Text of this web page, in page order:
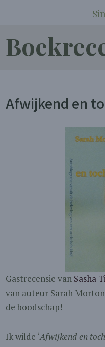
Afwijkend en
Gastrecensie van Sasha
van auteur Sarah
de boodschap!
Ik wilde ‘Afwijkend en